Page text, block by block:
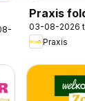
2026
Praxis
03-08-2026
Praxis